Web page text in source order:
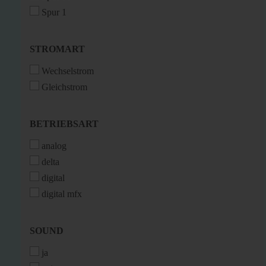
Spur 1
STROMART
STROMART
Wechselstrom
Gleichstrom
BETRIEBSART
BETRIEBSART
analog
delta
digital
digital mfx
SOUND
SOUND
ja